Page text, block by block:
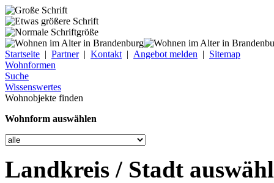
Startseite | Partner| Kontakt | Angebot melden | Sitemap
Wohnformen
Suche
Wissenswertes
Wohnobjekte finden
Wohnform auswählen
Landkreis / Stadt